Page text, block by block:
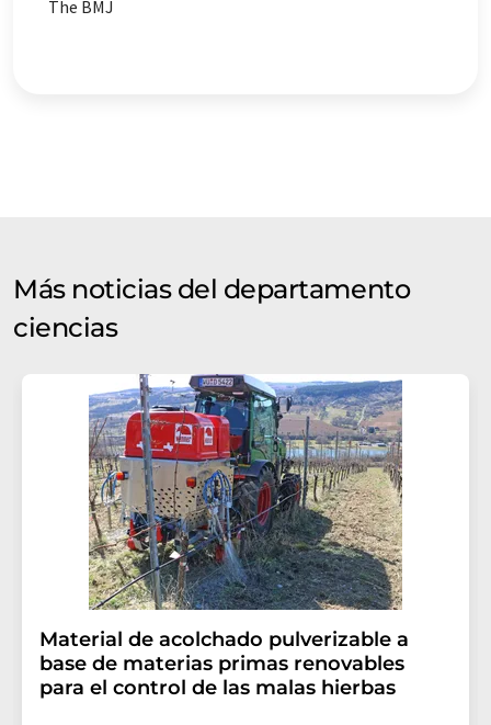
The BMJ
Más noticias del departamento
ciencias
Material de acolchado pulverizable a
base de materias primas renovables
para el control de las malas hierbas